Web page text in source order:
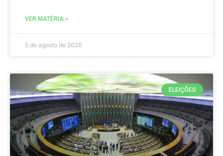
VER MATÉRIA »
5 de agosto de 2026
ELEIÇÕES